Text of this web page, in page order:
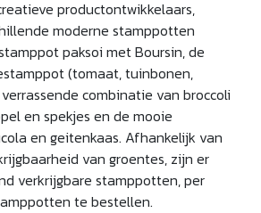
productontwikkelaars,
moderne stamppotten
paksoi met Boursin, de
(tomaat, tuinbonen,
combinatie van broccoli
en spekjes en de mooie
en geitenkaas. Afhankelijk van
van groentes, zijn er
verkrijgbare stamppotten, per
te bestellen.